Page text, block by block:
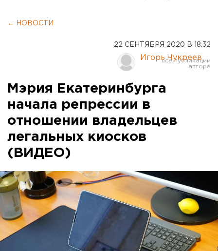
← НОВОСТИ
22 СЕНТЯБРЯ 2020 В 18:32
Игорь Чукреев
Мэрия Екатеринбурга
начала репрессии в
отношении владельцев
легальных киосков
(ВИДЕО)